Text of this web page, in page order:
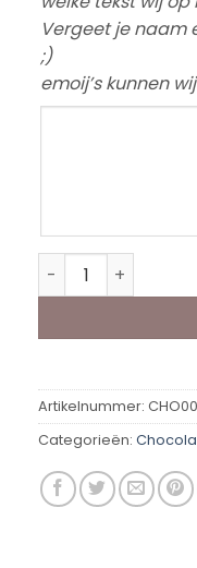
Vergeet je naam
;)
emoij’s kunnen
Chocolade groet
Artikelnummer:
Categorieën: